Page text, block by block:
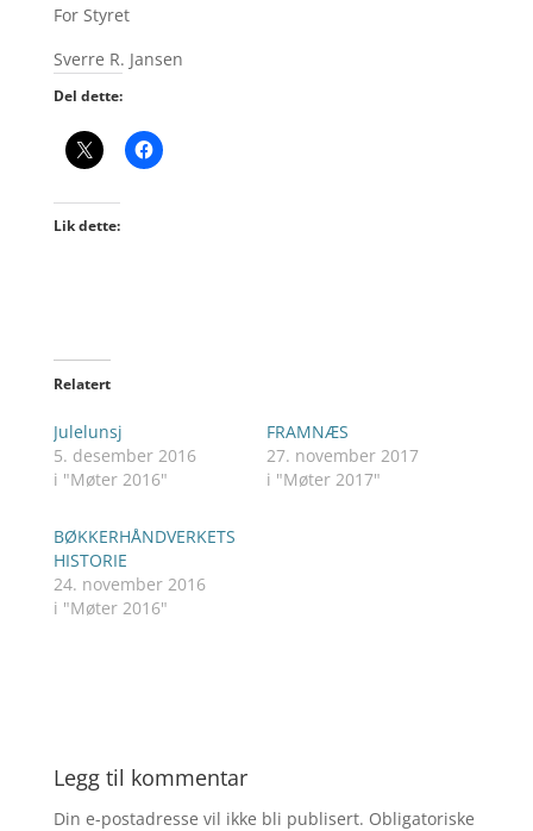
For Styret
Sverre R. Jansen
Del dette:
Lik dette:
Relatert
Julelunsj
5. desember 2016
i "Møter 2016"
FRAMNÆS
27. november 2017
i "Møter 2017"
BØKKERHÅNDVERKETS
HISTORIE
24. november 2016
i "Møter 2016"
Legg til kommentar
Din e-postadresse vil ikke bli publisert. Obligatoriske